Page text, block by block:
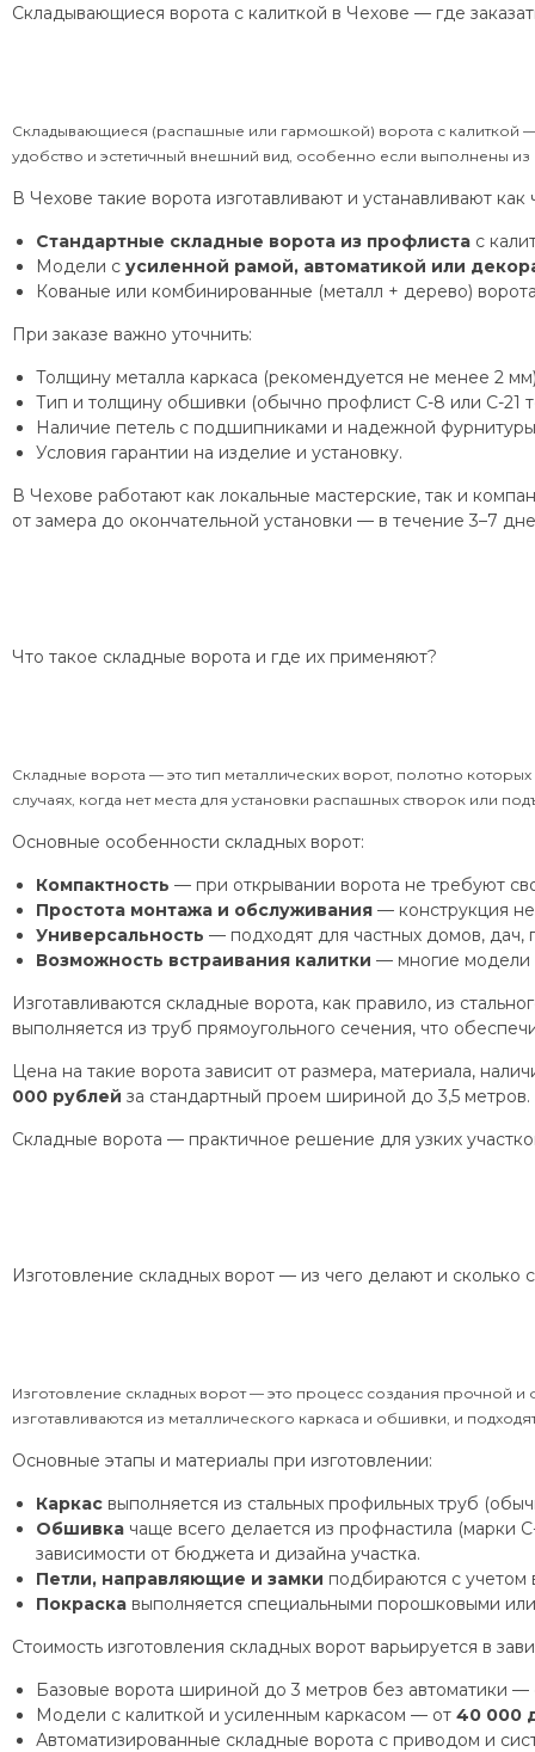
Складывающиеся ворота с калиткой в Чехове — где
Складывающиеся (распашные или гармошкой) ворота с калиткой
удобство и эстетичный внешний вид, особенно если выполнены
В Чехове такие ворота изготавливают и устанавливают
Стандартные складные ворота из профлиста с
Модели с усиленной рамой, автоматикой или
Кованые или комбинированные (металл + дерево)
При заказе важно уточнить:
Толщину металла каркаса (рекомендуется не менее 2
Тип и толщину обшивки (обычно профлист С-8 или С-21
Наличие петель с подшипниками и надежной
Условия гарантии на изделие и установку.
В Чехове работают как локальные мастерские, так и
от замера до окончательной установки — в течение 3–7
Что такое складные ворота и где их применяют?
Складные ворота — это тип металлических ворот, полотно
случаях, когда нет места для установки распашных створок или
Основные особенности складных ворот:
Компактность — при открывании ворота не требуют
Простота монтажа и обслуживания — конструкция
Универсальность — подходят для частных домов, дач,
Возможность встраивания калитки — многие модели
Изготавливаются складные ворота, как правило, из
выполняется из труб прямоугольного сечения, что
Цена на такие ворота зависит от размера, материала,
000 рублей за стандартный проем шириной до 3,5 метров.
Складные ворота — практичное решение для узких
Изготовление складных ворот — из чего делают и сколько
Изготовление складных ворот — это процесс создания прочной
изготавливаются из металлического каркаса и обшивки, и
Основные этапы и материалы при изготовлении:
Каркас выполняется из стальных профильных труб
Обшивка чаще всего делается из профнастила (марки
зависимости от бюджета и дизайна участка.
Петли, направляющие и замки подбираются с учетом
Покраска выполняется специальными порошковыми
Стоимость изготовления складных ворот варьируется в
Базовые ворота шириной до 3 метров без автоматики
Модели с калиткой и усиленным каркасом — от 40 000
Автоматизированные складные ворота с приводом и